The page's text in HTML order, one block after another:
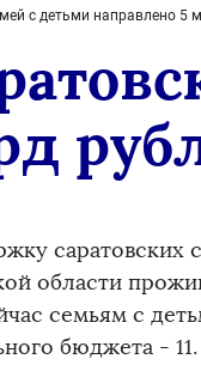
с детьми направлено 5
саратовских
области
семьям с
бюджета -